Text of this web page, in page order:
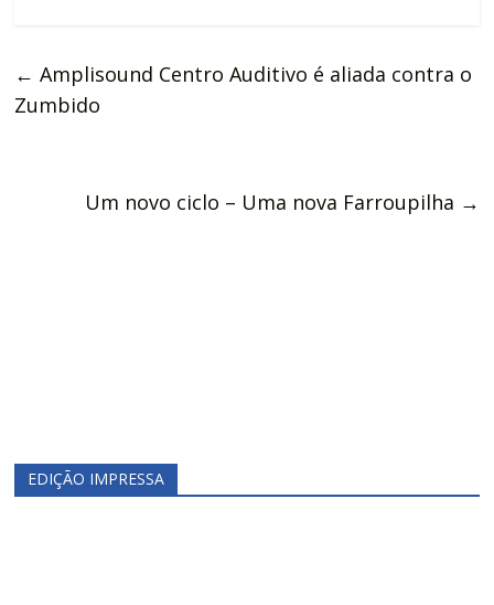
← Amplisound Centro Auditivo é aliada contra o
Zumbido
Um novo ciclo – Uma nova Farroupilha →
EDIÇÃO IMPRESSA